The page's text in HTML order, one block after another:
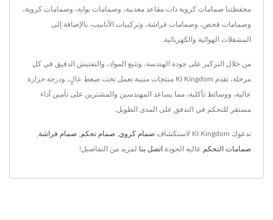
محفظتنا صمامات كروية ذات مقاعد معدنية، وصمامات بوابة، وصمامات كروية،
وصمامات فحص، وصمامات فراشة، وتركيبات الأنابيب، بالإضافة إلى
المشغلات الهوائية والكهربائية.
من خلال التركيز على جودة الهندسة، وتتبع المواد، والتفتيش الدقيق في كل
مرحلة، تقدم KI Kingdom منتجات متينة تعمل تحت ضغط عالٍ، ودرجة حرارة
عالية، ووسائط تآكلية، مما يساعد المهندسين والمشترين على تأمين أداء
مستقر للتحكم في التدفق على المدى الطويل.
تدعوك KI Kingdom لاستكشاف صمام كروي صمام تحكم صمام فراشة
صمامات التحكم عالية الجودة. اتصل بنا لمزيد من التفاصيل!